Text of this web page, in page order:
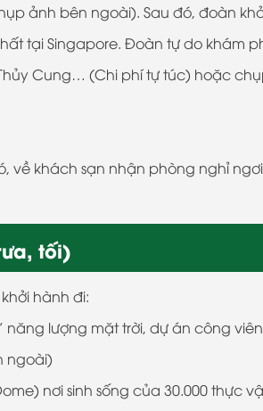
ảnh bên ngoài). Sau đó, đoàn
tại Singapore. Đoàn tự do khám
Cung… (Chi phí tự túc) hoặc
khách sạn nhận phòng nghỉ
tối)
hành đi:
năng lượng mặt trời, dự án công
ngoài)
nơi sinh sống của 30.000 thực